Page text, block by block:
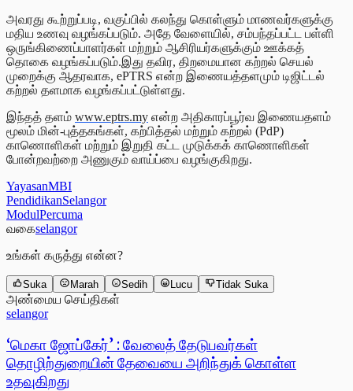
அவரது கூற்றுப்படி, வகுப்பில் கலந்து கொள்ளும் மாணவர்களுக்கு
மதிய உணவு வழங்கப்படும். அதே வேளையில், சம்பந்தப்பட்ட பள்ளி
ஒருங்கிணைப்பாளர்கள் மற்றும் ஆசிரியர்களுக்கும் ஊக்கத்
தொகை வழங்கப்படும்.இது தவிர, திறமையான கற்றல் செயல்
முறைக்கு ஆதரவாக, ePTRS என்ற இணையத்தளமும் டிஜிட்டல்
கற்றல் தளமாக வழங்கப்பட்டுள்ளது.
இந்தத் தளம் www.eptrs.my என்ற அதிகாரப்பூர்வ இணையதளம்
மூலம் மின்-புத்தகங்கள், கற்பித்தல் மற்றும் கற்றல் (PdP)
காணொளிகள் மற்றும் இறுதி கட்ட முடுக்கக் காணொளிகள்
போன்றவற்றை அணுகும் வாய்ப்பை வழங்குகிறது.
YayasanMBI
PendidikanSelangor
ModulPercuma
வகைselangor
உங்கள் கருத்து என்ன?
Suka Marah Sedih Lucu Tidak Suka
அண்மைய செய்திகள்
selangor
‘மெகா ஜோப்கேர்’ : வேலைத் தேடுபவர்கள்
தொழிற்துறையின் தேவையை அறிந்துக் கொள்ள
உதவுகிறது